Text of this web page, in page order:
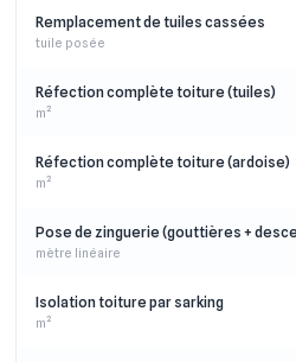
Remplacement de tuiles cassées
tuile posée
Réfection complète toiture (tuiles)
m²
Réfection complète toiture (ardoise)
m²
Pose de zinguerie (gouttières +
mètre linéaire
Isolation toiture par sarking
m²